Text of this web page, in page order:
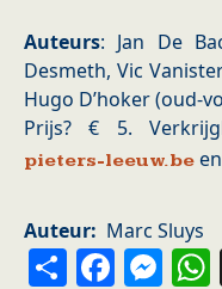
Auteurs: Jan De
Desmeth, Vic
Hugo D’hoker (oud-
Prijs? € 5.
pieters-leeuw.be
Auteur Marc Sluys
Share